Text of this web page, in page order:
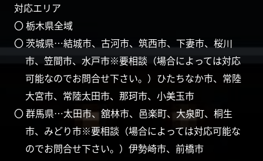
対応エリア
〇 栃木県全域
〇 茨城県…結城市、古河市、筑西市、下妻市、桜川
市、笠間市、水戸市※要相談（場合によっては対応
可能なのでお問合せ下さい。）ひたちなか市、常陸
大宮市、常陸太田市、那珂市、小美玉市
〇 群馬県…太田市、舘林市、邑楽町、大泉町、桐生
市、みどり市※要相談（場合によっては対応可能な
のでお問合せ下さい。）伊勢崎市、前橋市